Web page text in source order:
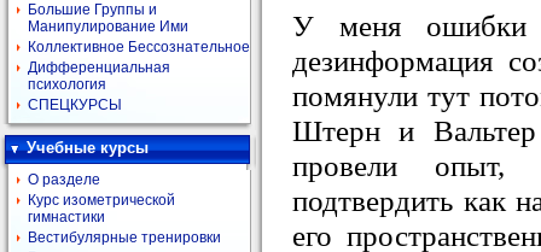
Большие Группы и
Манипулирование Ими
Коллективное Бессознательное
Дифференциальная
психология
СПЕЦКУРСЫ
Учебные курсы
О разделе
Курс изометрической
гимнастики
Вестибулярные тренировки
У меня
дезинформация
помянули тут
Штерн и
провели опыт,
подтвердить как
его